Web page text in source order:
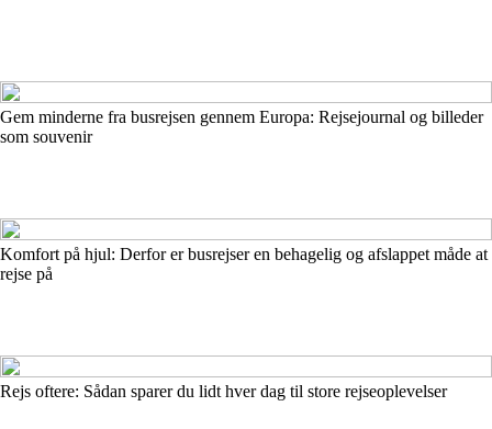
Gem minderne fra busrejsen gennem Europa: Rejsejournal og billeder
som souvenir
Komfort på hjul: Derfor er busrejser en behagelig og afslappet måde at
rejse på
Rejs oftere: Sådan sparer du lidt hver dag til store rejseoplevelser